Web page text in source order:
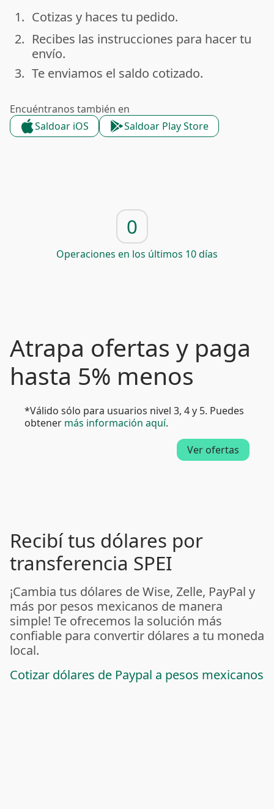
done
1. Cotizas y haces tu pedido.
done
2. Recibes las instrucciones para hacer tu
envío.
done
3. Te enviamos el saldo cotizado.
Encuéntranos también en
Saldoar iOS
Saldoar Play Store
0
Operaciones en los últimos 10 días
Atrapa ofertas y paga
hasta 5% menos
*Válido sólo para usuarios nivel 3, 4 y 5. Puedes
obtener más información aquí.
Ver ofertas
Recibí tus dólares por
transferencia SPEI
¡Cambia tus dólares de Wise, Zelle, PayPal y
más por pesos mexicanos de manera
simple! Te ofrecemos la solución más
confiable para convertir dólares a tu moneda
local.
Cotizar dólares de Paypal a pesos mexicanos